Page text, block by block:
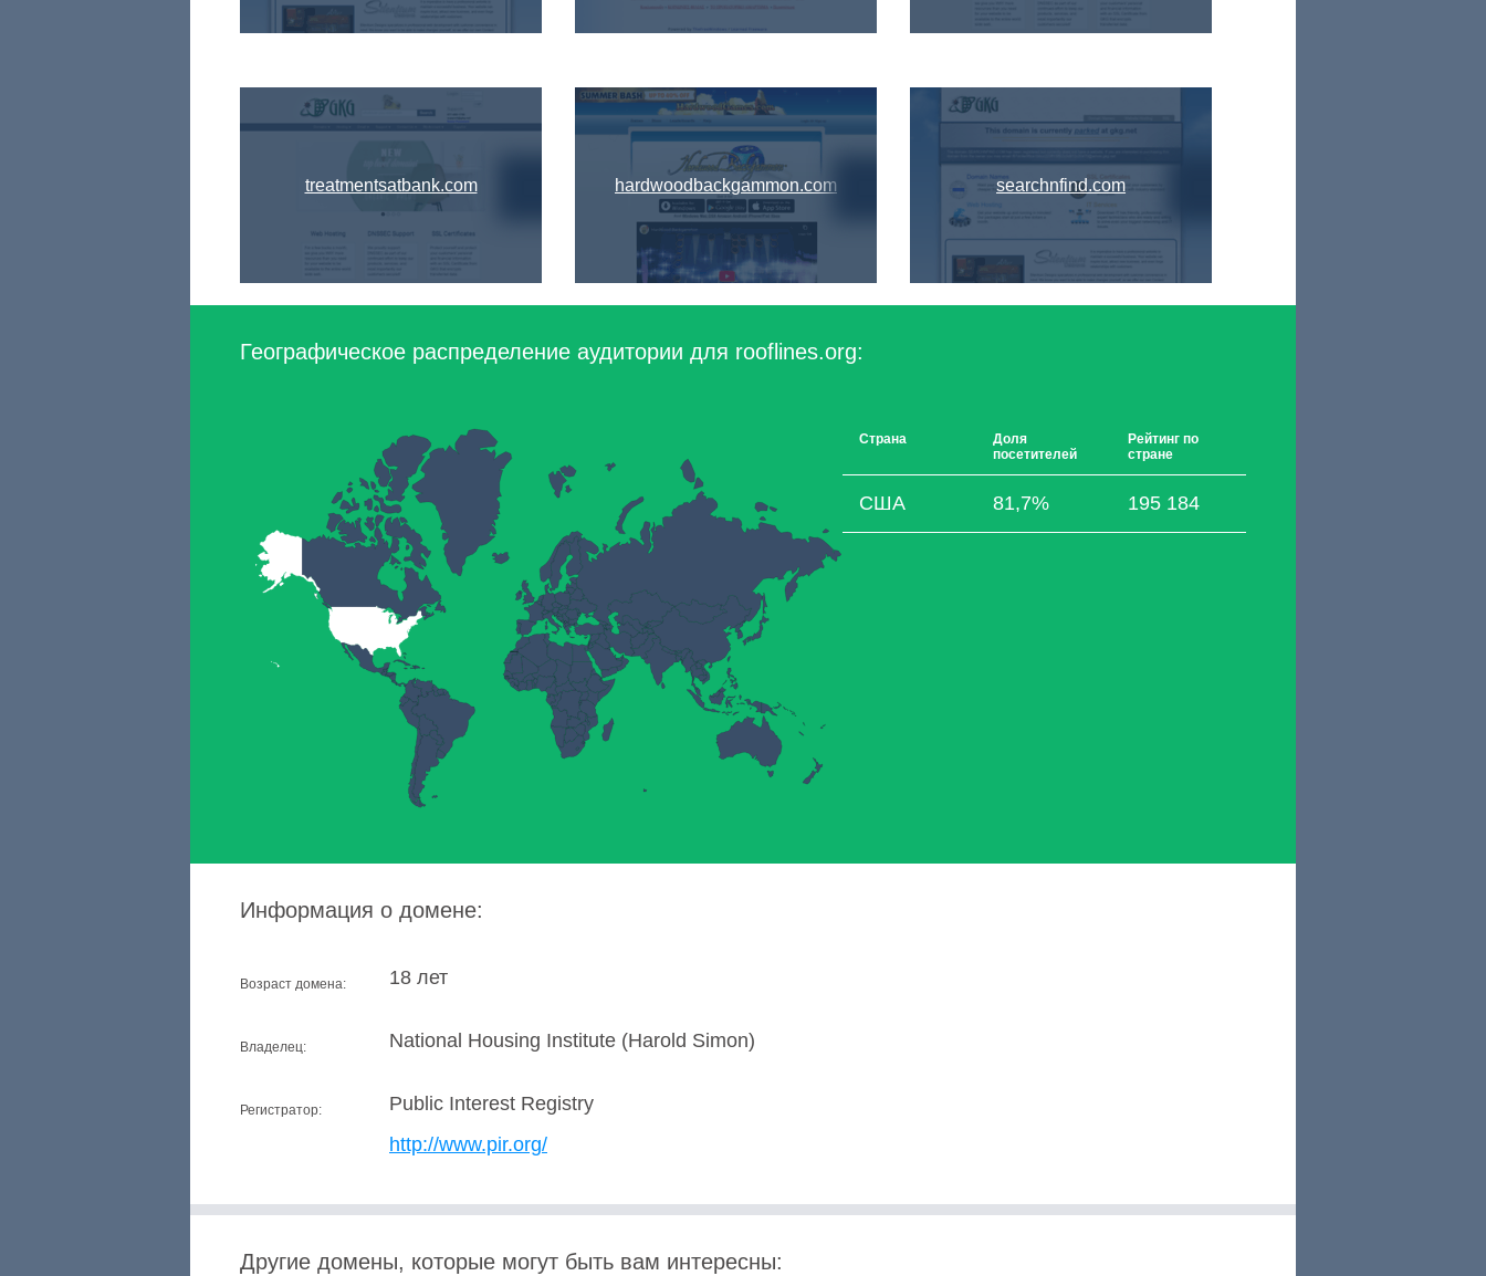
treatmentsatbank.com hardwoodbackgammon.com searchnfind.com
Географическое распределение аудитории для rooflines.org:
Страна
Доля
посетителей
Рейтинг по
стране
США 81,7% 195 184
Информация о домене:
Возраст домена: 18 лет
Владелец: National Housing Institute (Harold Simon)
Регистратор:
Public Interest Registry
http://www.pir.org/
Другие домены, которые могут быть вам интересны: